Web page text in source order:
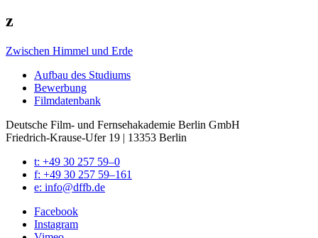
z
Zwischen Himmel und Erde
Auf­bau des Stu­di­ums
Bewer­bung
Film­da­ten­bank
Deutsche Film- und Fernseh­akademie Berlin GmbH
Friedrich-Krause-Ufer 19 | 13353 Berlin
t: +49 30 257 59–0
f: +49 30 257 59–161
e: info@​dffb.​de
Face­book
Insta­gram